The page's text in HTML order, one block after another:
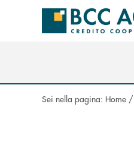
Salta al contenuto principale
Sei nella pagina: Home /